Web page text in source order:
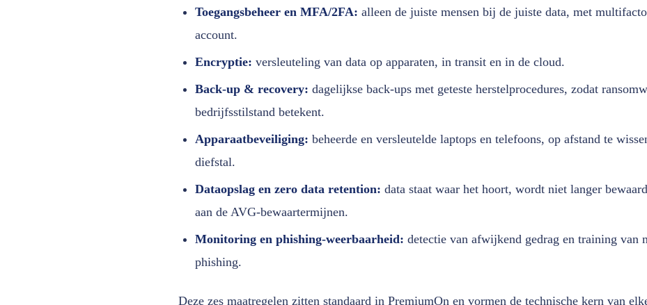
Toegangsbeheer en MFA/2FA: alleen de juiste mensen bij de juiste data, met
account.
Encryptie: versleuteling van data op apparaten, in transit en in de cloud.
Back-up & recovery: dagelijkse back-ups met geteste herstelprocedures, zodat
bedrijfsstilstand betekent.
Apparaatbeveiliging: beheerde en versleutelde laptops en telefoons, op afstand te
diefstal.
Dataopslag en zero data retention: data staat waar het hoort, wordt niet langer
aan de AVG-bewaartermijnen.
Monitoring en phishing-weerbaarheid: detectie van afwijkend gedrag en training van
phishing.
Deze zes maatregelen zitten standaard in PremiumOn en vormen de technische kern van